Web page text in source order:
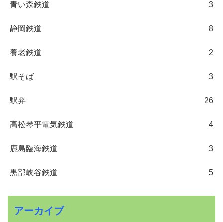
青い森鉄道 3
静岡鉄道 8
養老鉄道 2
駅そば 3
駅弁 26
高松琴平電気鉄道 4
鹿島臨海鉄道 3
黒部峡谷鉄道 5
アーカイブ